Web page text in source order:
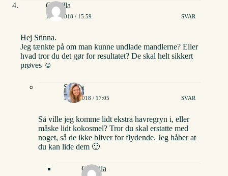
Camilla
12/02/2018 / 15:59 SVAR
Hej Stinna.
Jeg tænkte på om man kunne undlade mandlerne? Eller
hvad tror du det gør for resultatet? De skal helt sikkert
prøves ☺️
Stinna
12/02/2018 / 17:05 SVAR
Så ville jeg komme lidt ekstra havregryn i, eller
måske lidt kokosmel? Tror du skal erstatte med
noget, så de ikke bliver for flydende. Jeg håber at
du kan lide dem 🙂
Camilla